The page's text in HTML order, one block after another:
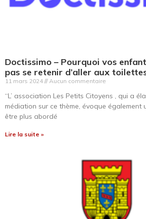
Doctissimo – Pourquoi vos
pas se retenir d’aller aux
11 mars 2024 Aucun commentaire
“L’ association Les Petits Citoyens , qui a
médiation sur ce thème, évoque également
être plus abordé
Lire la suite »